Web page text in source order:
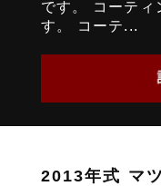
です。 コーティ
す。 コーテ...
2013年式 マ